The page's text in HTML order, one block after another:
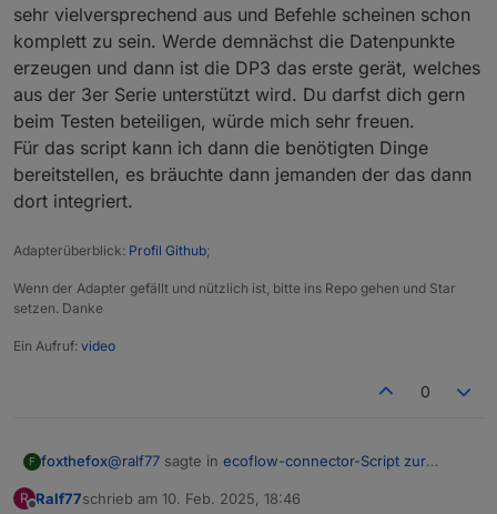
sehr vielversprechend aus und Befehle scheinen schon
komplett zu sein. Werde demnächst die Datenpunkte
erzeugen und dann ist die DP3 das erste gerät, welches
aus der 3er Serie unterstützt wird. Du darfst dich gern
beim Testen beteiligen, würde mich sehr freuen.
Für das script kann ich dann die benötigten Dinge
bereitstellen, es bräuchte dann jemanden der das dann
dort integriert.
Adapterüberblick: Profil Github;
Wenn der Adapter gefällt und nützlich ist, bitte ins Repo gehen und Star
setzen. Danke
Ein Aufruf: video
0
F foxthefox@ralf77 sagte in ecoflow-connector-Script zur
R Ralf77schrieb am 10. Feb. 2025, 18:46
zuletzt editiert von